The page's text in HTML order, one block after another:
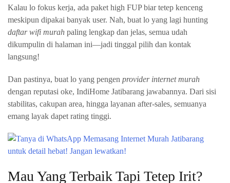
Kalau lo fokus kerja, ada paket high FUP biar tetep kenceng
meskipun dipakai banyak user. Nah, buat lo yang lagi hunting
daftar wifi murah paling lengkap dan jelas, semua udah
dikumpulin di halaman ini—jadi tinggal pilih dan kontak
langsung!
Dan pastinya, buat lo yang pengen provider internet murah
dengan reputasi oke, IndiHome Jatibarang jawabannya. Dari sisi
stabilitas, cakupan area, hingga layanan after-sales, semuanya
emang layak dapet rating tinggi.
Mau Yang Terbaik Tapi Tetep Irit?